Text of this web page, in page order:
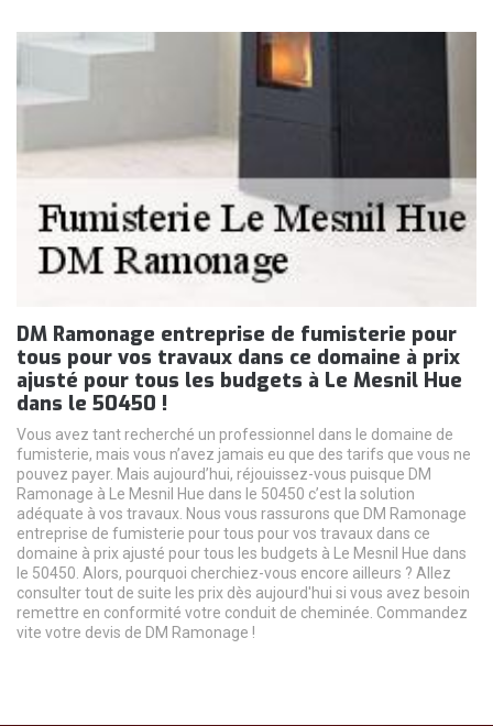
DM Ramonage entreprise de fumisterie pour
tous pour vos travaux dans ce domaine à prix
ajusté pour tous les budgets à Le Mesnil Hue
dans le 50450 !
Vous avez tant recherché un professionnel dans le domaine de
fumisterie, mais vous n’avez jamais eu que des tarifs que vous ne
pouvez payer. Mais aujourd’hui, réjouissez-vous puisque DM
Ramonage à Le Mesnil Hue dans le 50450 c’est la solution
adéquate à vos travaux. Nous vous rassurons que DM Ramonage
entreprise de fumisterie pour tous pour vos travaux dans ce
domaine à prix ajusté pour tous les budgets à Le Mesnil Hue dans
le 50450. Alors, pourquoi cherchiez-vous encore ailleurs ? Allez
consulter tout de suite les prix dès aujourd'hui si vous avez besoin
remettre en conformité votre conduit de cheminée. Commandez
vite votre devis de DM Ramonage !